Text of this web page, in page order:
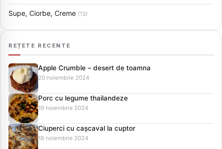
Supe, Ciorbe, Creme (13)
REȚETE RECENTE
Apple Crumble – desert de toamna
20 noiembrie 2024
Porc cu legume thailandeze
19 noiembrie 2024
Ciuperci cu cașcaval la cuptor
18 noiembrie 2024